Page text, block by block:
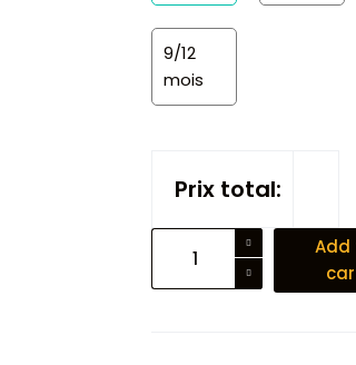
9/12
mois
Prix total:
Body
Joueur
Add